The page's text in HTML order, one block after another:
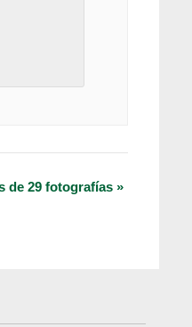
de 29 fotografías »